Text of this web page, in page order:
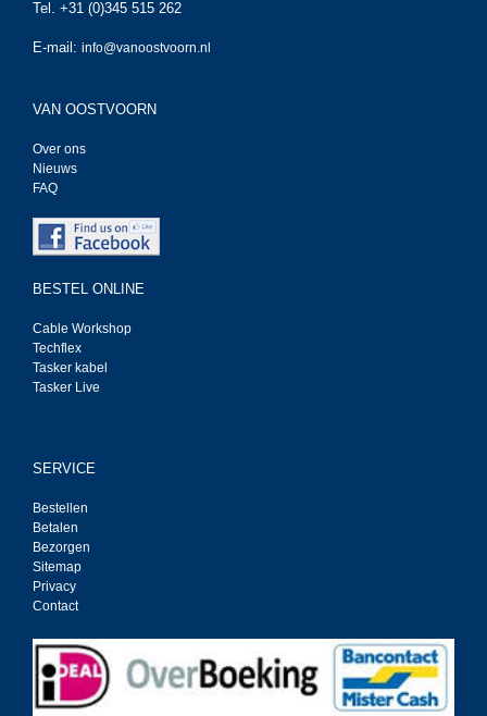
Tel. +31 (0)345 515 262
E-mail: info@vanoostvoorn.nl
VAN OOSTVOORN
Over ons
Nieuws
FAQ
BESTEL ONLINE
Cable Workshop
Techflex
Tasker kabel
Tasker Live
SERVICE
Bestellen
Betalen
Bezorgen
Sitemap
Privacy
Contact